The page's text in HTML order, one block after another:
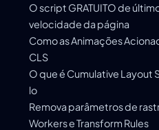
O script GRATUITO de
velocidade da página
Como as Animações
CLS
O que é Cumulative Layout
lo
Remova parâmetros de
Workers e Transform Rules